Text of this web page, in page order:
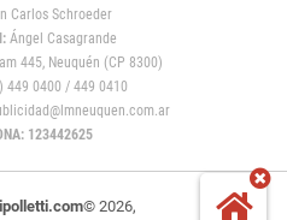
Carlos Schroeder
Ángel Casagrande
445, Neuquén (CP 8300)
449 0400 / 449 0410
123442625
© 2026,